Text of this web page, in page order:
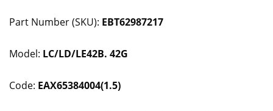
Part Number (SKU): EBT62987217
Model: LC/LD/LE42B. 42G
Code: EAX65384004(1.5)